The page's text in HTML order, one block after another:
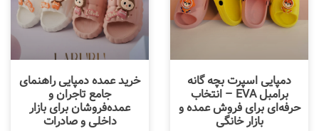
دمپایی اسپرت بچه گانه
برامبل EVA – انتخاب
حرفه‌ای برای فروش عمده و
بازار خانگی
خرید عمده دمپایی راهنمای
جامع تاجران و
عمده‌فروشان برای بازار
داخلی و صادرات